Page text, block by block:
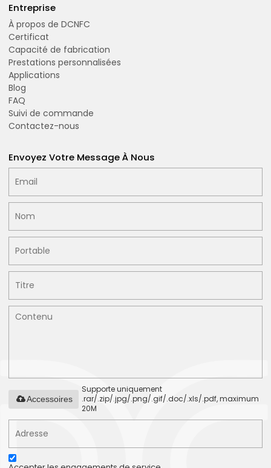
Entreprise
À propos de DCNFC
Certificat
Capacité de fabrication
Prestations personnalisées
Applications
Blog
FAQ
Suivi de commande
Contactez-nous
Envoyez Votre Message À Nous
Supporte uniquement
.rar/.zip/.jpg/.png/.gif/.doc/.xls/.pdf, maximum
20M
Accessoires